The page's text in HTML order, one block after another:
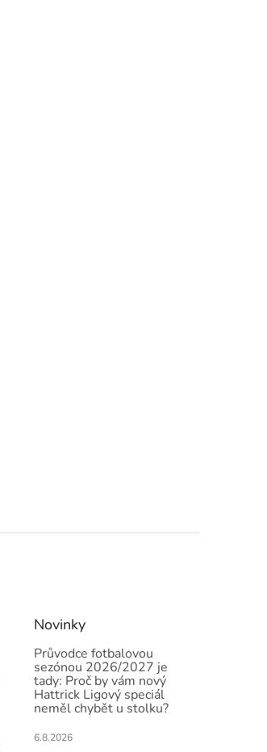
Novinky
Průvodce fotbalovou
sezónou 2026/2027 je
tady: Proč by vám nový
Hattrick Ligový speciál
neměl chybět u stolku?
6.8.2026